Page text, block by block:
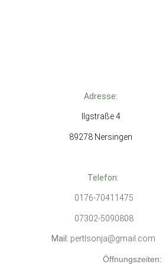
Telefon:
0176-70411475
07302-5090808
Mail: pertlsonja@gmail.com
Öffnungszeiten:
Adresse:
Ilgstraße 4
89278 Nersingen